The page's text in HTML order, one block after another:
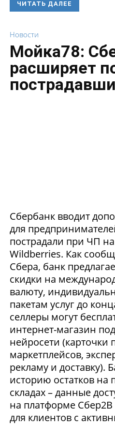
ЧИТАТЬ ДАЛЕЕ
Новости
Мойка78:
расширяет
Сбербанк вводит
для
пострадали при ЧП на
Wildberries. Как
Сбера, банк
скидки на
валюту,
пакетам услуг до
селлеры могут
интернет-магазин
нейросети (карточки
маркетплейсов,
рекламу и доставку).
историю остатков на
складах – данные
на платформе
для клиентов с